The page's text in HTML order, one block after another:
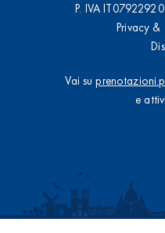
P. IVA
Privacy
Vai su
e